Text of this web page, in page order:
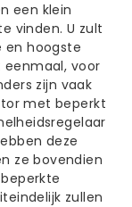
een klein
vinden. U zult
en hoogste
eenmaal, voor
zijn vaak
met beperkt
deze
ze bovendien
zullen